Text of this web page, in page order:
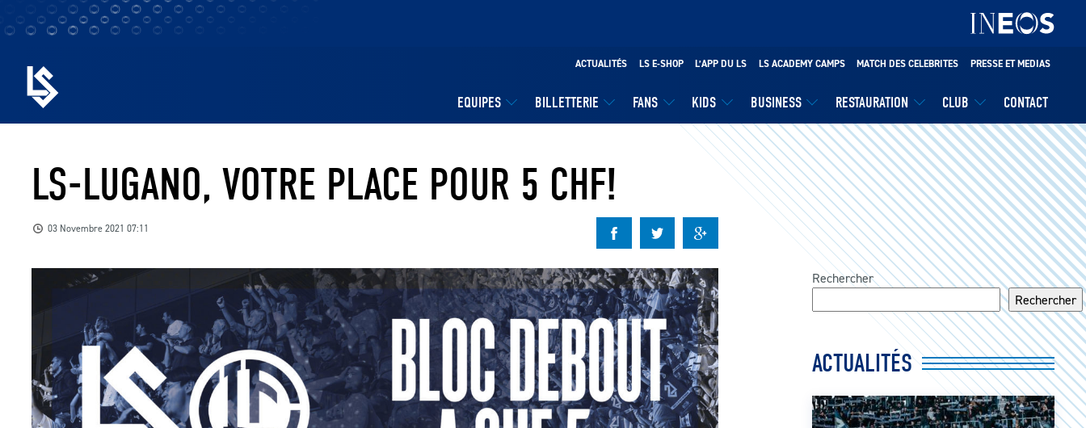
EQUIPES BILLETTERIE FANS KIDS BUSINESS RESTAURATION CLUB CONTACT
ACTUALITÉS LS E-SHOP L’APP DU LS LS ACADEMY CAMPS MATCH DES CELEBRITES PRESSE ET MEDIAS
LS-LUGANO, VOTRE PLACE POUR 5 CHF!
03 Novembre 2021 07:11
Rechercher
Rechercher
ACTUALITÉS